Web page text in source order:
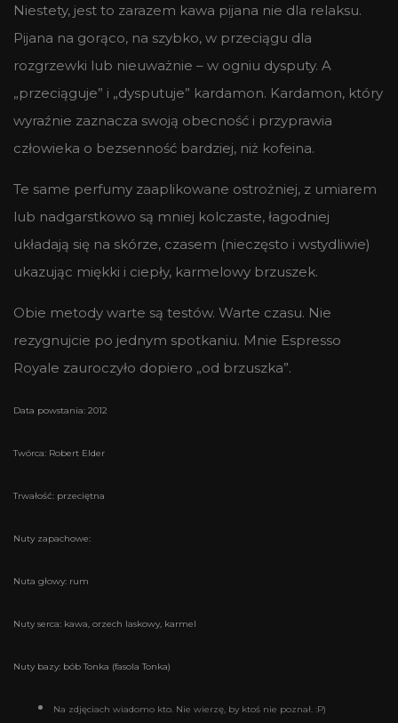
Niestety, jest to zarazem kawa pijana nie dla relaksu.
Pijana na gorąco, na szybko, w przeciągu dla
rozgrzewki lub nieuważnie – w ogniu dysputy. A
„przeciąguje” i „dysputuje” kardamon. Kardamon, który
wyraźnie zaznacza swoją obecność i przyprawia
człowieka o bezsenność bardziej, niż kofeina.
Te same perfumy zaaplikowane ostrożniej, z umiarem
lub nadgarstkowo są mniej kolczaste, łagodniej
układają się na skórze, czasem (nieczęsto i wstydliwie)
ukazując miękki i ciepły, karmelowy brzuszek.
Obie metody warte są testów. Warte czasu. Nie
rezygnujcie po jednym spotkaniu. Mnie Espresso
Royale zauroczyło dopiero „od brzuszka”.
Data powstania: 2012
Twórca: Robert Elder
Trwałość: przeciętna
Nuty zapachowe:
Nuta głowy: rum
Nuty serca: kawa, orzech laskowy, karmel
Nuty bazy: bób Tonka (fasola Tonka)
Na zdjęciach wiadomo kto. Nie wierzę, by ktoś nie poznał. :P)